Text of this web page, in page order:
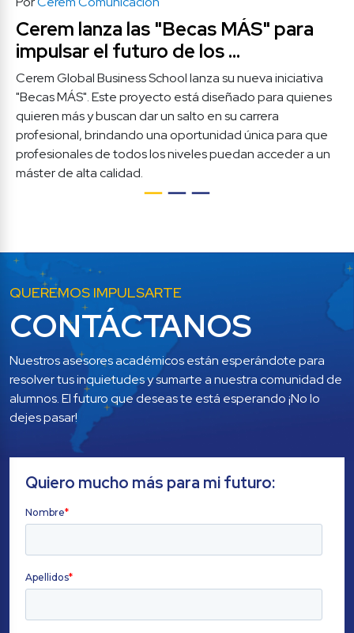
Cerem lanza las "Becas MÁS" para
impulsar el futuro de los
profesionales.
Cerem Global Business School lanza su nueva iniciativa
"Becas MÁS". Este proyecto está diseñado para quienes
quieren más y buscan dar un salto en su carrera
profesional, brindando una oportunidad única para que
profesionales de todos los niveles puedan acceder a un
máster de alta calidad.
QUEREMOS IMPULSARTE
CONTÁCTANOS
Nuestros asesores académicos están esperándote para
resolver tus inquietudes y sumarte a nuestra comunidad de
alumnos. El futuro que deseas te está esperando ¡No lo
dejes pasar!
Quiero mucho más para mi futuro: